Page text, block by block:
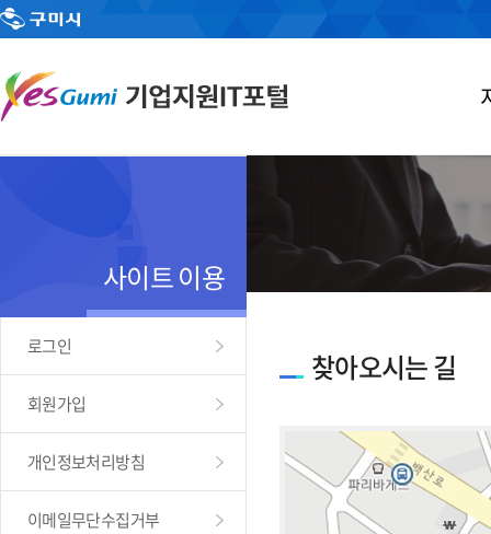
사이트 이용
로그인
회원가입
개인정보처리방침
이메일무단수집거부
찾아오시는 길